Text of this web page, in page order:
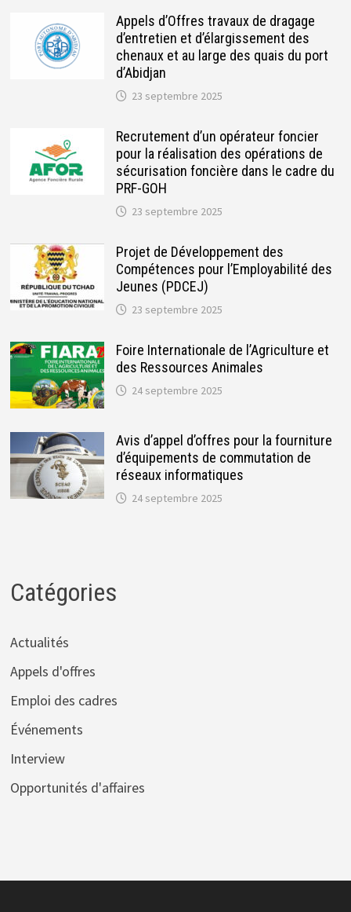
Appels d’Offres travaux de dragage
d’entretien et d’élargissement des
chenaux et au large des quais du port
d’Abidjan
23 septembre 2025
Recrutement d’un opérateur foncier
pour la réalisation des opérations de
sécurisation foncière dans le cadre du
PRF-GOH
23 septembre 2025
Projet de Développement des
Compétences pour l’Employabilité des
Jeunes (PDCEJ)
23 septembre 2025
Foire Internationale de l’Agriculture et
des Ressources Animales
24 septembre 2025
Avis d’appel d’offres pour la fourniture
d’équipements de commutation de
réseaux informatiques
24 septembre 2025
Catégories
Actualités
Appels d'offres
Emploi des cadres
Événements
Interview
Opportunités d'affaires